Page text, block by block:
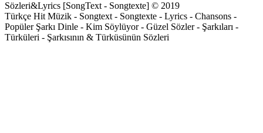
Sözleri&Lyrics [SongText - Songtexte] © 2019
Türkçe Hit Müzik - Songtext - Songtexte - Lyrics - Chansons -
Popüler Şarkı Dinle - Kim Söylüyor - Güzel Sözler - Şarkıları -
Türküleri - Şarkısının & Türküsünün Sözleri